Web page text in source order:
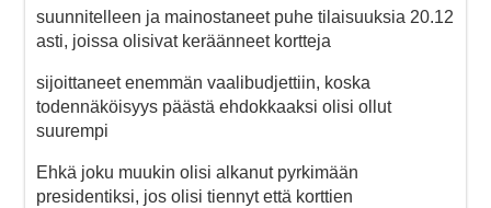
suunnitelleen ja mainostaneet puhe tilaisuuksia 20.12
asti, joissa olisivat keräänneet kortteja
sijoittaneet enemmän vaalibudjettiin, koska
todennäköisyys päästä ehdokkaaksi olisi ollut
suurempi
Ehkä joku muukin olisi alkanut pyrkimään
presidentiksi, jos olisi tiennyt että korttien